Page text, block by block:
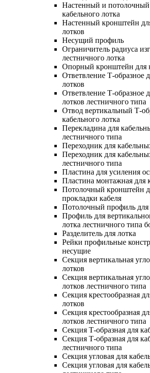
Настенный и
кабельного лотка
Настенный кронштейн
лотков
Несущий профиль
Ограничитель радиуса
лестничного лотка
Опорный кронштейн для
Ответвление Т-образное
лотков
Ответвление Т-образное
лотков лестничного типа
Отвод вертикальный Т-
кабельного лотка
Перекладина для
лестничного типа
Переходник для
Переходник для
лестничного типа
Пластина для усиления
Пластина монтажная для
Потолочный кронштейн
прокладки кабеля
Потолочный профиль для
Профиль для
лотка лестничного типа
Разделитель для лотка
Рейки профильные
несущие
Секция вертикальная
лотков
Секция вертикальная
лотков лестничного типа
Секция крестообразная
лотков
Секция крестообразная
лотков лестничного типа
Секция Т-образная для
Секция Т-образная для
лестничного типа
Секция угловая для
Секция угловая для